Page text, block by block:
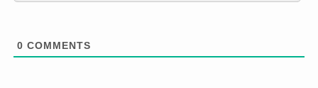
0 COMMENTS